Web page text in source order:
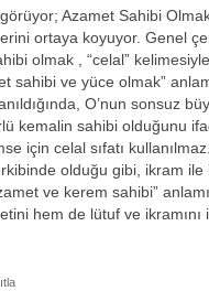
görüyor; Azamet Sahibi
ortaya koyuyor. Genel
olmak , “celal”
sahibi ve yüce olmak”
O’nun sonsuz
kemalin sahibi olduğunu
için celal sıfatı kullanılmaz.
olduğu gibi, ikram ile
ve kerem sahibi”
hem de lütuf ve ikramını